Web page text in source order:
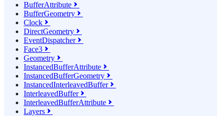
BufferAttribute 
BufferGeometry 
Clock 
DirectGeometry 
EventDispatcher
Face3 
Geometry 
InstancedBufferAttribute 
InstancedBufferGeometry 
InstancedInterleavedBuffer
InterleavedBuffer
InterleavedBufferAttribute 
Layers 